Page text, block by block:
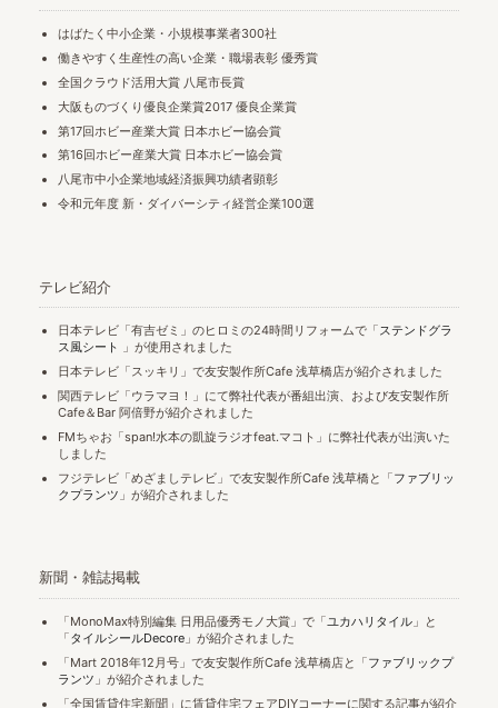
はばたく中小企業・小規模事業者300社
働きやすく生産性の高い企業・職場表彰 優秀賞
全国クラウド活用大賞 八尾市長賞
大阪ものづくり優良企業賞2017 優良企業賞
第17回ホビー産業大賞 日本ホビー協会賞
第16回ホビー産業大賞 日本ホビー協会賞
八尾市中小企業地域経済振興功績者顕彰
令和元年度 新・ダイバーシティ経営企業100選
テレビ紹介
日本テレビ「有吉ゼミ」のヒロミの24時間リフォームで「ステンドグラ
ス風シート
」が使用されました
日本テレビ「スッキリ」で友安製作所Cafe 浅草橋店が紹介されました
関西テレビ「ウラマヨ！」にて弊社代表が番組出演、および友安製作所
Cafe＆Bar 阿倍野が紹介されました
FMちゃお「span!水本の凱旋ラジオfeat.マコト」に弊社代表が出演いた
しました
フジテレビ「めざましテレビ」で友安製作所Cafe 浅草橋と「ファブリッ
クプランツ 」が紹介されました
新聞・雑誌掲載
「MonoMax特別編集 日用品優秀モノ大賞」で「ユカハリタイル」と
「タイルシールDecore」が紹介されました
「Mart 2018年12月号」で友安製作所Cafe 浅草橋店と「ファブリックプ
ランツ 」が紹介されました
「全国賃貸住宅新聞」に賃貸住宅フェアDIYコーナーに関する記事が紹介